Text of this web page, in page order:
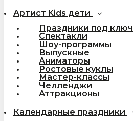
Артист Kids дети
Праздники под ключ
Спектакли
Шоу-программы
Выпускные
Аниматоры
Ростовые куклы
Мастер-классы
Челленджи
Аттракционы
Календарные праздники